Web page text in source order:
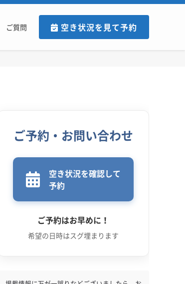
ご質問 空き状況を見て予約
ご予約・お問い合わせ
空き状況を確認して
予約
ご予約はお早めに！
希望の日時はスグ埋まります